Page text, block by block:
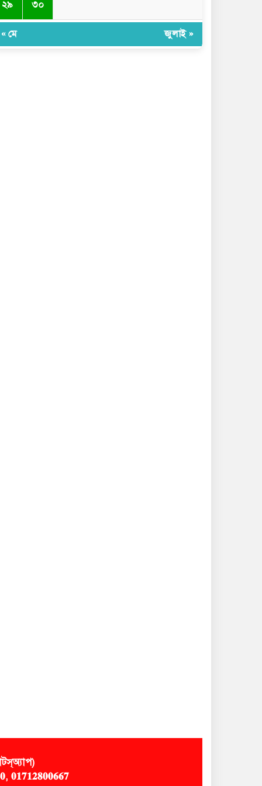
২৯ ৩০
« মে জুলাই »
𝟎𝟏𝟕𝟏𝟐𝟖𝟎𝟎𝟔𝟔𝟕